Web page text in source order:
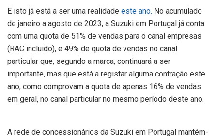
E isto já está a ser uma realidade este ano. No acumulado
de janeiro a agosto de 2023, a Suzuki em Portugal já conta
com uma quota de 51% de vendas para o canal empresas
(RAC incluído), e 49% de quota de vendas no canal
particular que, segundo a marca, continuará a ser
importante, mas que está a registar alguma contração este
ano, como comprovam a quota de apenas 16% de vendas
em geral, no canal particular no mesmo período deste ano.
A rede de concessionários da Suzuki em Portugal mantém-